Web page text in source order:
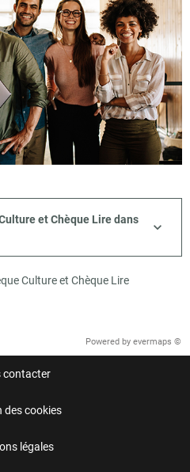
et Chèque Lire dans
Culture et Chèque Lire
Powered by evermaps ©
contacter
des cookies
légales